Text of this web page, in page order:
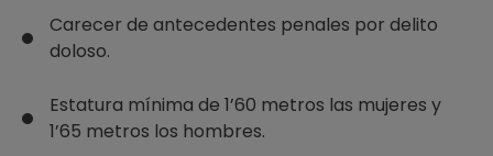
Carecer de antecedentes penales por delito
doloso.
Estatura mínima de 1’60 metros las mujeres y
1’65 metros los hombres.